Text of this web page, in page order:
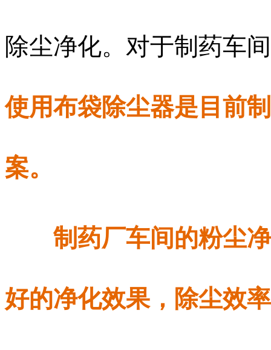
除尘净化。对于制药车
使用布袋除尘器是目前
案。
制药厂车间的粉尘
好的净化效果，除尘效